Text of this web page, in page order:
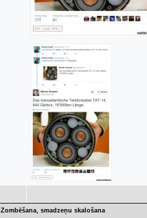
Zombēšana, smadzeņu skalošana